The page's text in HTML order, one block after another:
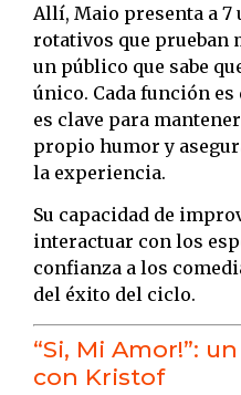
Allí, Maio presenta a 7
rotativos que prueban
un público que sabe
único. Cada función
es clave para
propio humor y
la experiencia.
Su capacidad de
interactuar con los
confianza a los
del éxito del ciclo.
“Si, Mi Amor!”:
con Kristof